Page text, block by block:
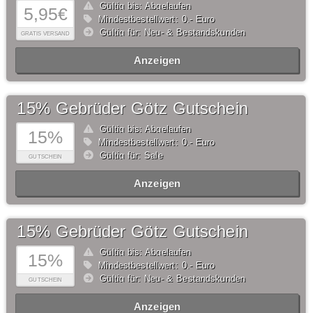
5,95€
GRATIS VERSAND
Gültig bis: Abgelaufen
Mindestbestellwert: 0,- Euro
Gültig für: Neu- & Bestandskunden
Anzeigen
15%
GUTSCHEIN
15% Gebrüder Götz Gutschein
Gültig bis: Abgelaufen
Mindestbestellwert: 0,- Euro
Gültig für: Sale
Anzeigen
15%
GUTSCHEIN
15% Gebrüder Götz Gutschein
Gültig bis: Abgelaufen
Mindestbestellwert: 0,- Euro
Gültig für: Neu- & Bestandskunden
Anzeigen